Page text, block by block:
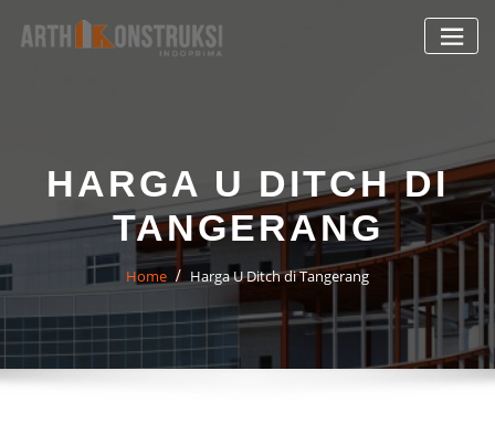
HARGA U DITCH DI
TANGERANG
Home Harga U Ditch di Tangerang